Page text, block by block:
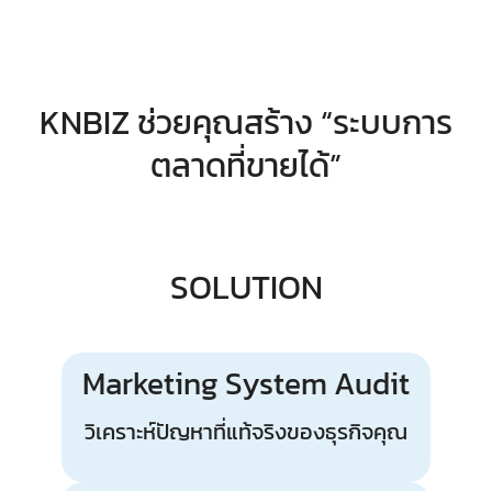
KNBIZ ช่วยคุณสร้าง “ระบบการ
ตลาดที่ขายได้”
SOLUTION
Marketing System Audit
วิเคราะห์ปัญหาที่แท้จริงของธุรกิจคุณ